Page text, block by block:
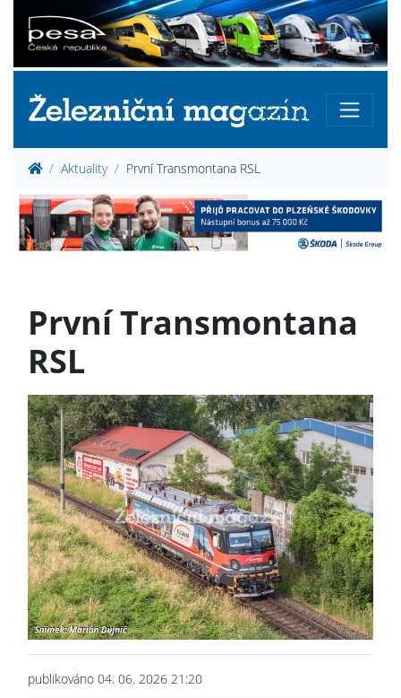
Aktuality První Transmontana RSL
První Transmontana
RSL
publikováno 04. 06. 2026 21:20